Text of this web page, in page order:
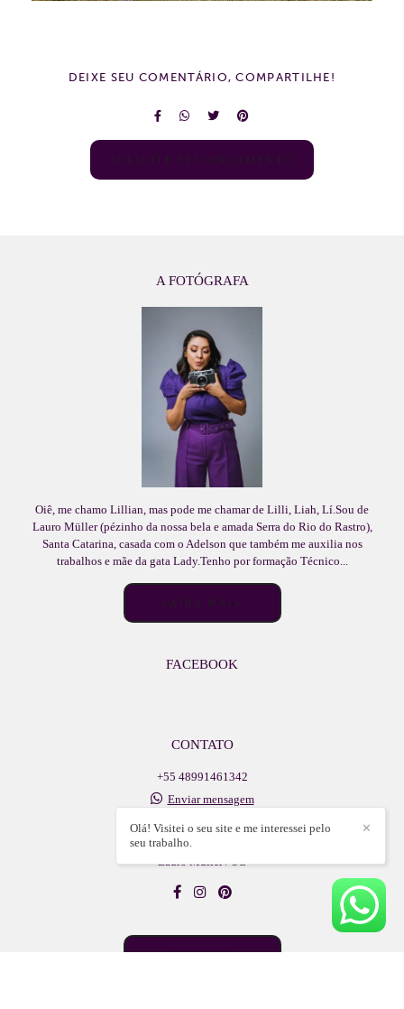
DEIXE SEU COMENTÁRIO, COMPARTILHE!
SOLICITE SEU ORÇAMENTO
A FOTÓGRAFA
Oiê, me chamo Lillian, mas pode me chamar de Lilli, Liah, Lí.Sou de
Lauro Müller (pézinho da nossa bela e amada Serra do Rio do Rastro),
Santa Catarina, casada com o Adelson que também me auxilia nos
trabalhos e mãe da gata Lady.Tenho por formação Técnico...
SAIBA MAIS
FACEBOOK
CONTATO
+55 48991461342
Enviar mensagem
Walter Vetterli, 609, sala - centro
Lauro Muller / SC
CONTATO
✕
Olá! Visitei o seu site e me interessei pelo
seu trabalho.